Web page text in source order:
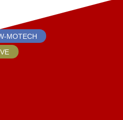
MOTECH